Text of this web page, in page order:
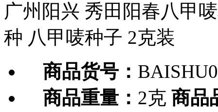
广州阳兴 秀田阳春八甲
种 八甲唛种子 2克装
商品货号：
商品重量： 2克 商品